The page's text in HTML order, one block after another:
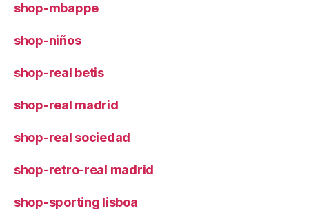
shop-mbappe
shop-niños
shop-real betis
shop-real madrid
shop-real sociedad
shop-retro-real madrid
shop-sporting lisboa